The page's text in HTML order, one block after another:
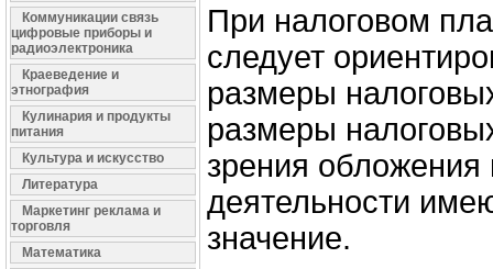
Коммуникации связь
цифровые приборы и
радиоэлектроника
Краеведение и
этнография
Кулинария и продукты
питания
Культура и искусство
Литература
Маркетинг реклама и
торговля
Математика
При налоговом
следует
размеры
размеры
зрения обложения
деятельности
значение.